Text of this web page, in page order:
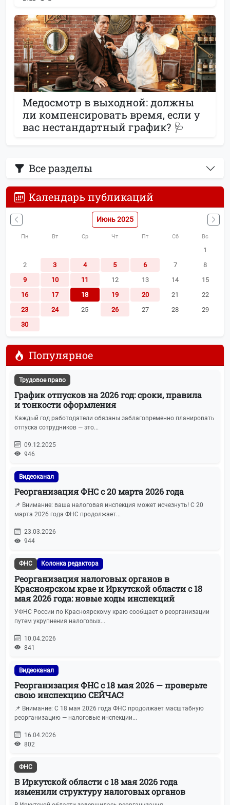
Все разделы
Календарь публикаций
Июнь 2025
Пн Вт Ср Чт Пт Сб Вс
1
2
3 4 5 6 7
8
9
10 11 12 13 14
15
16
17 18 19 20 21
22
23
24 25 26 27 28
29
30
Популярное
Трудовое право
График отпусков на 2026 год: сроки, правила
и тонкости оформления
Каждый год работодатели обязаны заблаговременно планировать
отпуска сотрудников — это...
09.12.2025
946
Видеоканал
Реорганизация ФНС с 20 марта 2026 года
📌 Внимание: ваша налоговая инспекция может исчезнуть! С 20
марта 2026 года ФНС продолжает...
23.03.2026
944
ФНС Колонка редактора
Реорганизация налоговых органов в
Красноярском крае и Иркутской области с 18
мая 2026 года: новые коды инспекций
УФНС России по Красноярскому краю сообщает о реорганизации
путем укрупнения налоговых...
10.04.2026
841
Видеоканал
Реорганизация ФНС с 18 мая 2026 — проверьте
свою инспекцию СЕЙЧАС!
📌 Внимание: С 18 мая 2026 года ФНС продолжает масштабную
реорганизацию — налоговые инспекции...
16.04.2026
802
ФНС
В Иркутской области с 18 мая 2026 года
изменили структуру налоговых органов
Медосмотр в выходной: должны
ли компенсировать время, если у
вас нестандартный график? 🩺